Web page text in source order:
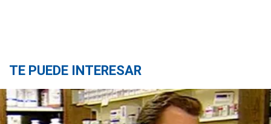
TE PUEDE INTERESAR